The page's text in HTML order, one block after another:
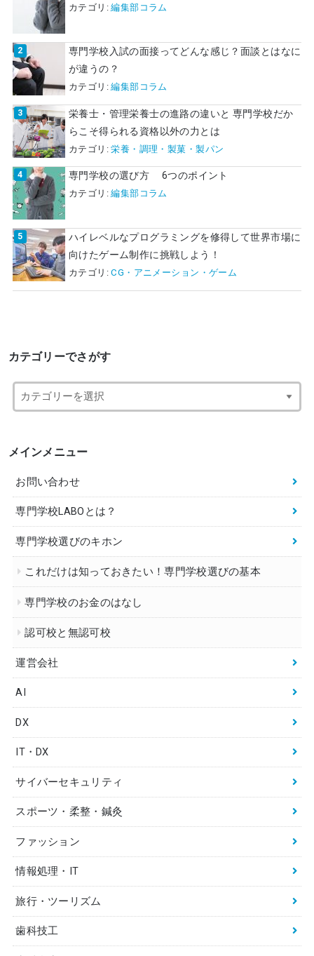
カテゴリ:編集部コラム
専門学校入試の面接ってどんな感じ？面談とはなに
が違うの？
カテゴリ:編集部コラム
栄養士・管理栄養士の進路の違いと 専門学校だか
らこそ得られる資格以外の力とは
カテゴリ:栄養・調理・製菓・製パン
専門学校の選び方 6つのポイント
カテゴリ:編集部コラム
ハイレベルなプログラミングを修得して世界市場に
向けたゲーム制作に挑戦しよう！
カテゴリ:CG・アニメーション・ゲーム
カテゴリーでさがす
メインメニュー
お問い合わせ
専門学校LABOとは？
専門学校選びのキホン
これだけは知っておきたい！専門学校選びの基本
専門学校のお金のはなし
認可校と無認可校
運営会社
AI
DX
IT・DX
サイバーセキュリティ
スポーツ・柔整・鍼灸
ファッション
情報処理・IT
旅行・ツーリズム
歯科技工